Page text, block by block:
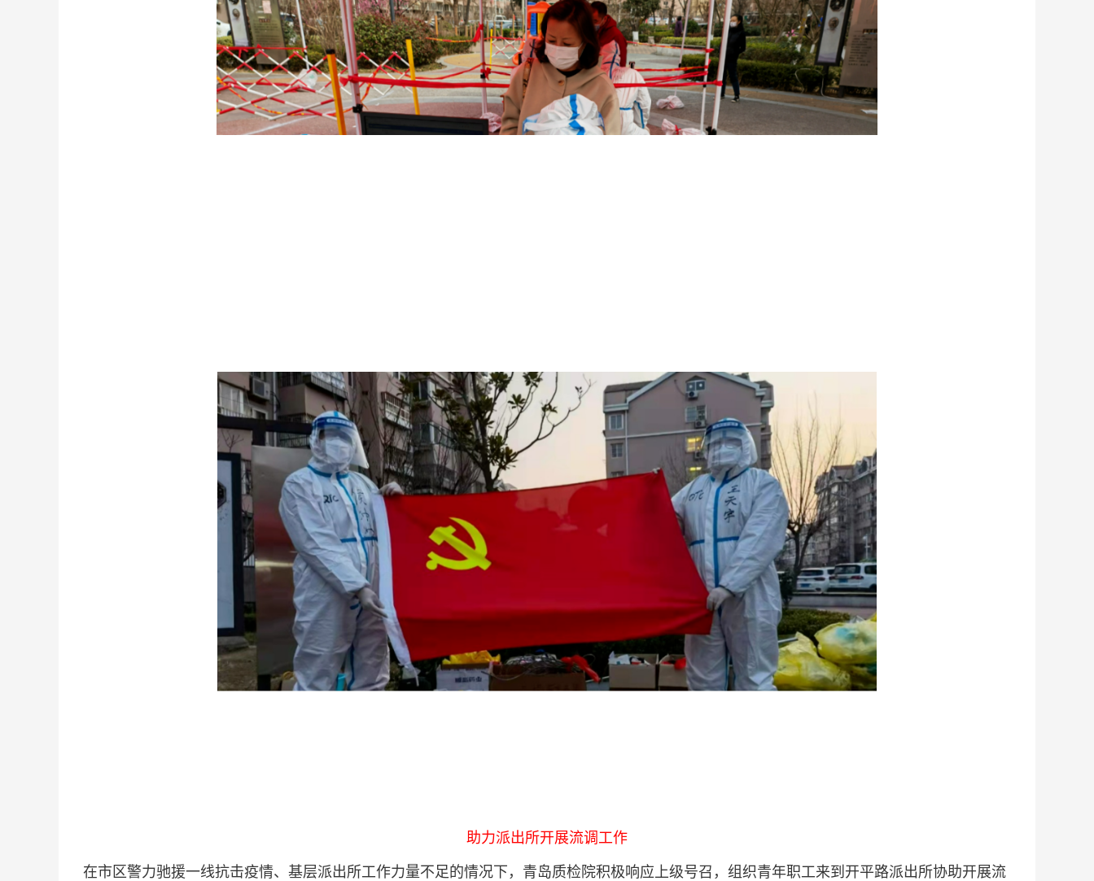
助力派出所开展流调工作
在市区警力驰援一线抗击疫情、基层派出所工作力量不足的情况下，青岛质检院积极响应上级号召，组织青年职工来到开平路派出所协助开展流